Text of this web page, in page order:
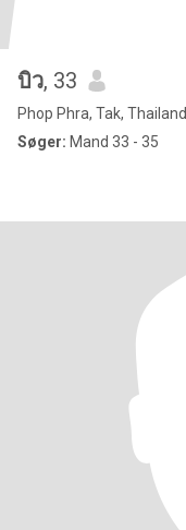
บิว, 33
Phop Phra, Tak, Thailand
Søger: Mand 33 - 35